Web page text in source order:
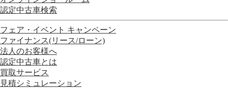
認定中古車検索
フェア・イベント キャンペーン
ファイナンス(リース/ローン)
法人のお客様へ
認定中古車とは
買取サービス
見積シミュレーション